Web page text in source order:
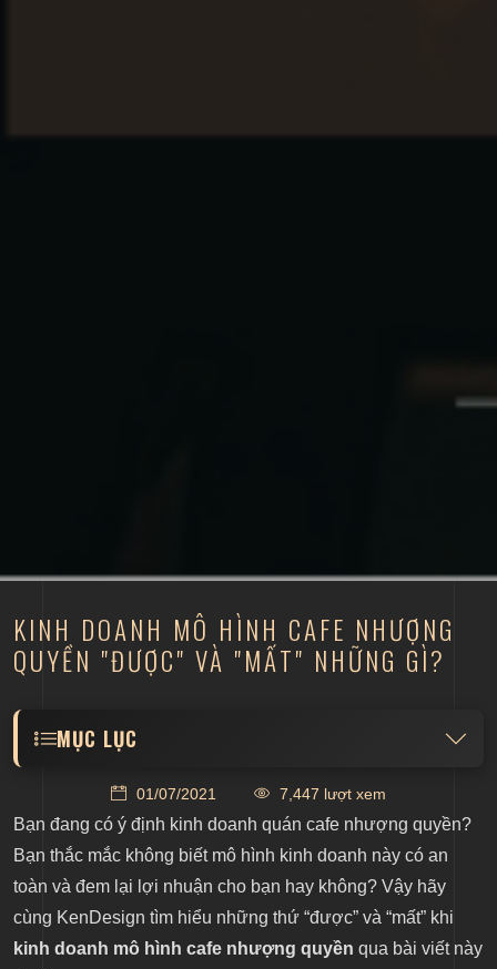
KINH DOANH MÔ HÌNH CAFE NHƯỢNG
QUYỀN "ĐƯỢC" VÀ "MẤT" NHỮNG GÌ?
MỤC LỤC
Kinh doanh mô hình cafe nhượng quyền tiết kiệm
được thời gian, chi phí và công sức xây dựng
thương hiệu
01/07/2021 7,447 lượt xem
Bạn đang có ý định kinh doanh quán cafe nhượng quyền?
Bạn thắc mắc không biết mô hình kinh doanh này có an
toàn và đem lại lợi nhuận cho bạn hay không? Vậy hãy
cùng KenDesign tìm hiểu những thứ “được” và “mất” khi
kinh doanh mô hình cafe nhượng quyền qua bài viết này